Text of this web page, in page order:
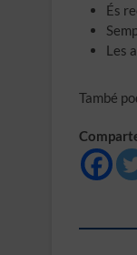
És
Les
També